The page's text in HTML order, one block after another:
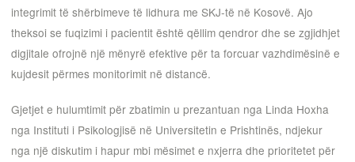
integrimit të shërbimeve të lidhura me SKJ-të në Kosovë. Ajo
theksoi se fuqizimi i pacientit është qëllim qendror dhe se zgjidhjet
digjitale ofrojnë një mënyrë efektive për ta forcuar vazhdimësinë e
kujdesit përmes monitorimit në distancë.
Gjetjet e hulumtimit për zbatimin u prezantuan nga Linda Hoxha
nga Instituti i Psikologjisë në Universitetin e Prishtinës, ndjekur
nga një diskutim i hapur mbi mësimet e nxjerra dhe prioritetet për